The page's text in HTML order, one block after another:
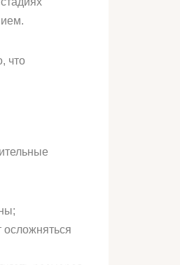
что
осложняться